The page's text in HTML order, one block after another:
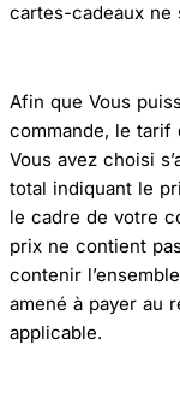
cartes-cadeaux ne
Afin que Vous
commande, le tarif
Vous avez choisi
total indiquant le
le cadre de votre
prix ne contient
contenir
amené à payer au
applicable.